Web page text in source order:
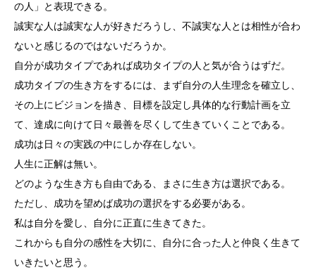
の人」と表現できる。
誠実な人は誠実な人が好きだろうし、不誠実な人とは相性が合わ
ないと感じるのではないだろうか。
自分が成功タイプであれば成功タイプの人と気が合うはずだ。
成功タイプの生き方をするには、まず自分の人生理念を確立し、
その上にビジョンを描き、目標を設定し具体的な行動計画を立
て、達成に向けて日々最善を尽くして生きていくことである。
成功は日々の実践の中にしか存在しない。
人生に正解は無い。
どのような生き方も自由である、まさに生き方は選択である。
ただし、成功を望めば成功の選択をする必要がある。
私は自分を愛し、自分に正直に生きてきた。
これからも自分の感性を大切に、自分に合った人と仲良く生きて
いきたいと思う。